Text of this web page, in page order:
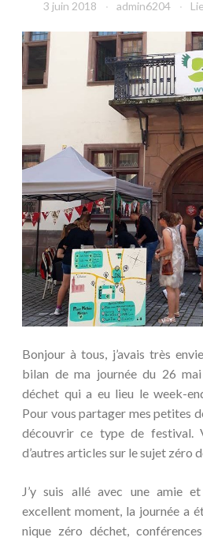
3 juin 2018 admin6204
Bonjour à tous, j’avais très
bilan de ma journée du 26
déchet qui a eu lieu le week-
Pour vous partager mes petites
découvrir ce type de festival.
d’autres articles sur le sujet zéro
J’y suis allé avec une amie
excellent moment, la journée a
nique zéro déchet,